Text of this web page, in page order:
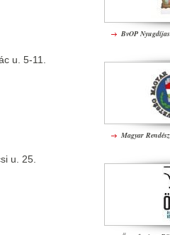
u. 5-11.
u. 25.
BvOP
Magyar